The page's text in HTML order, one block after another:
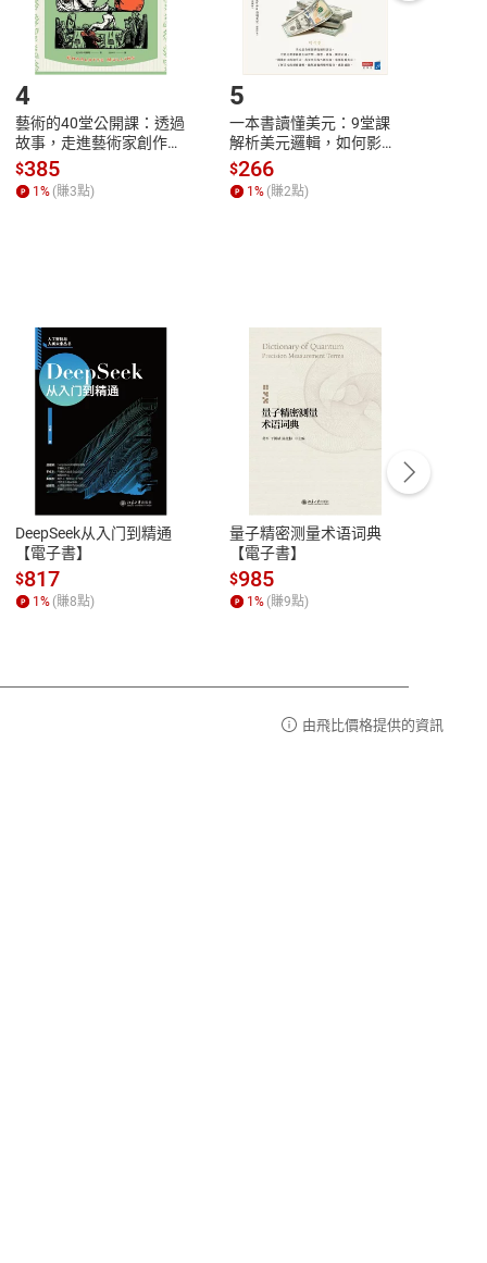
號，下載書籍後看書
性
參
客服資訊
服務時間：週一到週五 10:00-12:00、
13:00-17:00 (國定假日及例假日休息)
客服電話：0080-1857077
4
藝術的40堂公開課：透過
故事，走進藝術家創作現
場，看藝術如何誕生、如
何形塑人類生活【電子
書】
$385
1% (賺3點)
5
一本書讀懂美元：9堂課
解析美元邏輯，如何影響
全球經濟和每個人的投資
【電子書】
$266
1% (賺2點)
DeepSeek从入门到精通
【電子書】
$817
1% (賺8點)
量子精密测量术语词典
【電子書】
$985
1% (賺9點)
由飛比價格提供的資訊